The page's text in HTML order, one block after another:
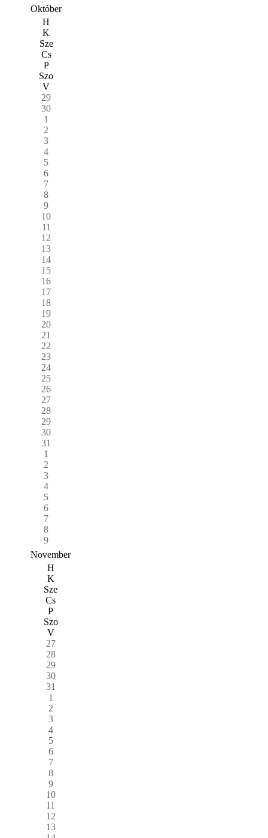
Október
H
K
Sze
Cs
P
Szo
V
29
30
1
2
3
4
5
6
7
8
9
10
11
12
13
14
15
16
17
18
19
20
21
22
23
24
25
26
27
28
29
30
31
1
2
3
4
5
6
7
8
9
November
H
K
Sze
Cs
P
Szo
V
27
28
29
30
31
1
2
3
4
5
6
7
8
9
10
11
12
13